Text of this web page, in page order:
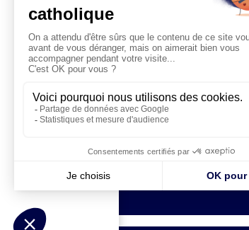
les Fraternités
L’Office du Milieu du
particulier, «au milieu
office, les heures
Sexte et None. Il permet à
retrouver son Seigneur
matin (Laudes) et